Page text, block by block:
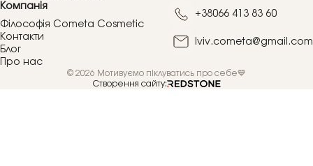
Компанія
Філософія Cometa Cosmetic
Контакти
Блог
Про нас
+38066 413 83 60
lviv.cometa@gmail.com
© 2026 Мотивуємо піклуватись про себе💙
Створення сайту: